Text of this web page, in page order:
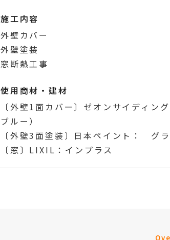
施工内容
外壁カバー
外壁塗装
窓断熱工事
使用商材・建材
〔外壁1面カバー〕ゼオンサイディ
ブルー）
〔外壁3面塗装〕日本ペイント：
〔窓〕LIXIL：インプラス